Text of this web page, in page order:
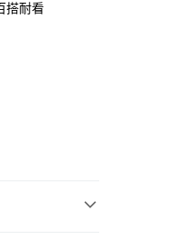
須另外申請。
到大哥付的交易
確認付款後即
系統評分，恕
讓您購物簡單
搭耐看